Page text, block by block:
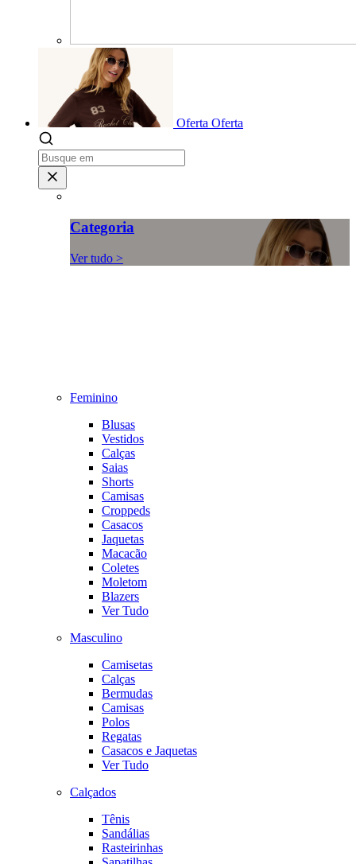
Oferta Oferta
Categoria
Ver tudo >
Feminino
Blusas
Vestidos
Calças
Saias
Shorts
Camisas
Croppeds
Casacos
Jaquetas
Macacão
Coletes
Moletom
Blazers
Ver Tudo
Masculino
Camisetas
Calças
Bermudas
Camisas
Polos
Regatas
Casacos e Jaquetas
Ver Tudo
Calçados
Tênis
Sandálias
Rasteirinhas